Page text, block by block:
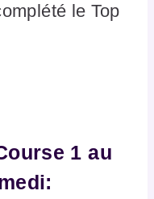
le Top
1 au